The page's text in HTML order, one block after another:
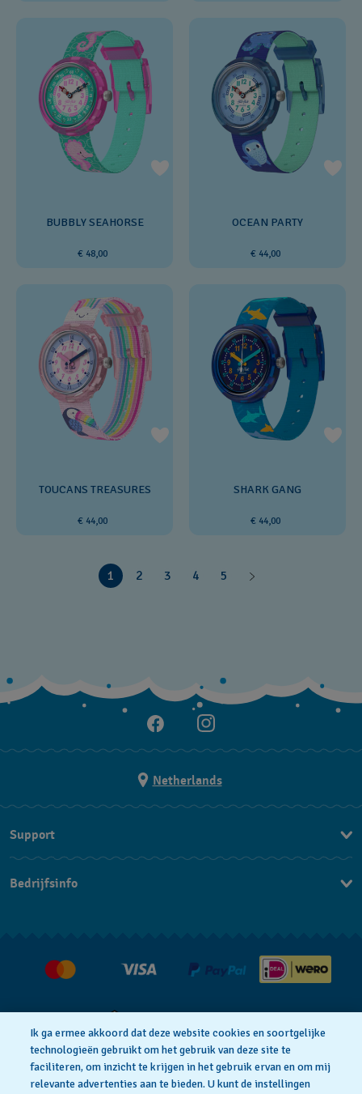
BUBBLY SEAHORSE
€ 48,00
OCEAN PARTY
€ 44,00
TOUCANS TREASURES
€ 44,00
SHARK GANG
€ 44,00
1 2 3 4 5
Netherlands
Support
FAQ
Verkoopvoorwaarden
Annulering van de overeenkomst
Bedrijfsinfo
Privacy Verklaring Cookies
Ik ga ermee akkoord dat deze website cookies en soortgelijke
technologieën gebruikt om het gebruik van deze site te
faciliteren, om inzicht te krijgen in het gebruik ervan en om mij
relevante advertenties aan te bieden. U kunt de instellingen